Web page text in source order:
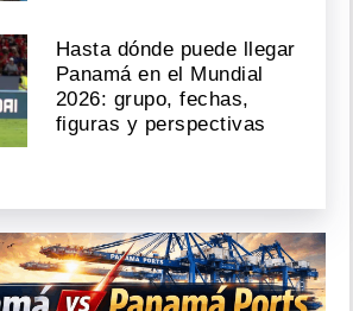
Hasta dónde puede llegar
Panamá en el Mundial
2026: grupo, fechas,
figuras y perspectivas